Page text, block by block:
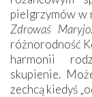
pielgrzymów w
Zdrowaś Maryjo
różnorodność
harmonii
skupienie.
zechcą kiedyś